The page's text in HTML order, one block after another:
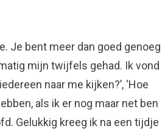
Je bent meer dan goed genoeg
mijn twijfels gehad. Ik vond
naar me kijken?’, ‘Hoe
als ik er nog maar net ben
Gelukkig kreeg ik na een tijdje